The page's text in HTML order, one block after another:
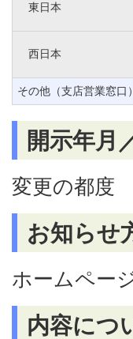
東日本
西日本
その他（支店営業窓口）
開示年月
変更の都度
お知らせ
ホームペー
内容につ